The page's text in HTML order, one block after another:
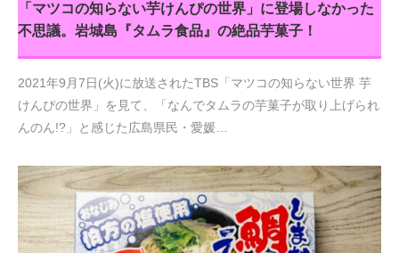
「マツコの知らない芋けんぴの世界」に登場しなかった
不思議。岩城島『タムラ食品』の絶品芋菓子！
2021年9月7日(火)に放送されたTBS「マツコの知らない世界 芋
けんぴの世界」を見て、「なんでタムラの芋菓子が取り上げられ
んのん!?」と感じた広島県民・愛媛…